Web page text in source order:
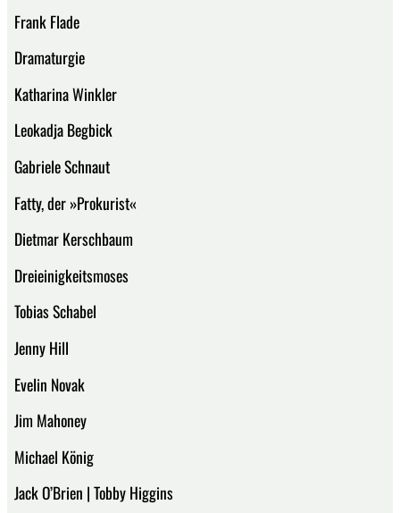
Frank Flade
Dramaturgie
Katharina Winkler
Leokadja Begbick
Gabriele Schnaut
Fatty, der »Prokurist«
Dietmar Kerschbaum
Dreieinigkeitsmoses
Tobias Schabel
Jenny Hill
Evelin Novak
Jim Mahoney
Michael König
Jack O’Brien | Tobby Higgins